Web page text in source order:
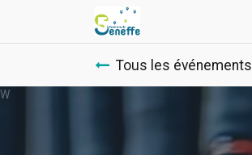
Tous les événements
W